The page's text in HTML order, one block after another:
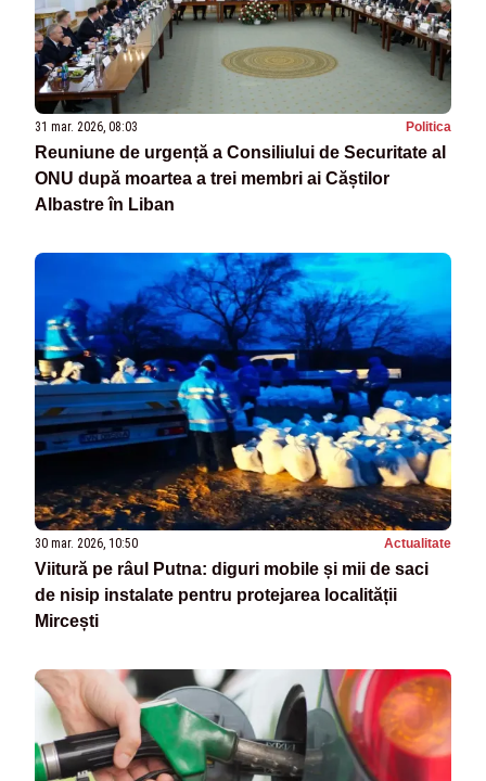
31 mar. 2026, 08:03 Politica
Reuniune de urgență a Consiliului de Securitate al
ONU după moartea a trei membri ai Căștilor
Albastre în Liban
30 mar. 2026, 10:50 Actualitate
Viitură pe râul Putna: diguri mobile și mii de saci
de nisip instalate pentru protejarea localității
Mircești